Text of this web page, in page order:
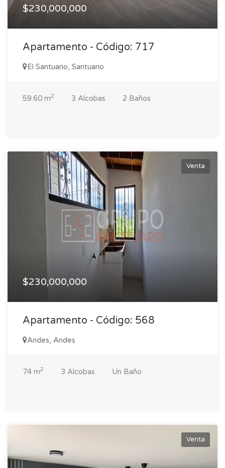
$230,000,000
Apartamento - Código: 717
El Santuario, Santuario
59.60 m2 3 Alcobas 2 Baños
Venta
$230,000,000
Apartamento - Código: 568
Andes, Andes
74 m2 3 Alcobas Un Baño
Venta